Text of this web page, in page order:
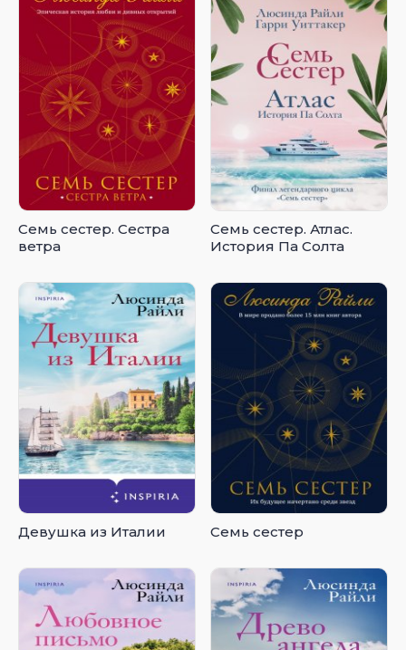
Семь сестер. Сестра
ветра
Семь сестер. Атлас.
История Па Солта
Девушка из Италии Семь сестер